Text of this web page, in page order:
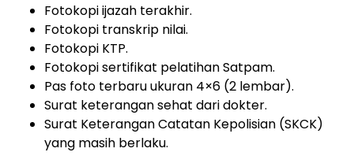
Fotokopi ijazah terakhir.
Fotokopi transkrip nilai.
Fotokopi KTP.
Fotokopi sertifikat pelatihan Satpam.
Pas foto terbaru ukuran 4×6 (2 lembar).
Surat keterangan sehat dari dokter.
Surat Keterangan Catatan Kepolisian (SKCK)
yang masih berlaku.